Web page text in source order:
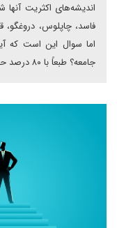
اندیشه‌های اکثریت
فاسد، چاپلوس،
جامعه؟ طبعاً با ۸۰ درصد حیله‌گر نمی‌توان جامعه ای سالم بنا کرد.